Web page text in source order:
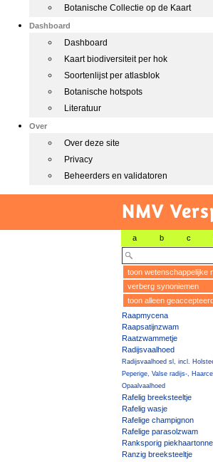
Botanische Collectie op de Kaart
Dashboard
Dashboard
Kaart biodiversiteit per hok
Soortenlijst per atlasblok
Botanische hotspots
Literatuur
Over
Over deze site
Privacy
Beheerders en validatoren
NMV
a b c
toon wetenschappelijke
verberg synoniemen
toon alleen
Raapmycena
Raapsatijnzwam
Raatzwammetje
Radijsvaalhoed
Radijsvaalhoed sl, incl.
Peperige, Valse radijs-,
Opaalvaalhoed
Rafelig breeksteeltje
Rafelig wasje
Rafelige champignon
Rafelige parasolzwam
Ranksporig
Ranzig breeksteeltje